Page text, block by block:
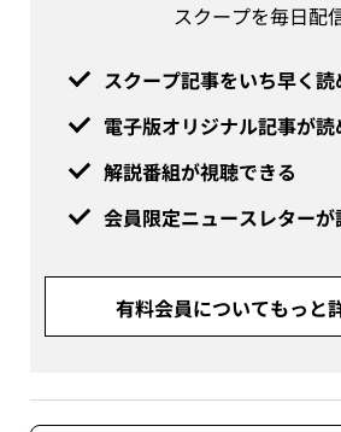
スクープを毎日配
スクープ記事をいち早く読
電子版オリジナル記事が読
解説番組が視聴できる
会員限定ニュースレターが
有料会員についてもっと